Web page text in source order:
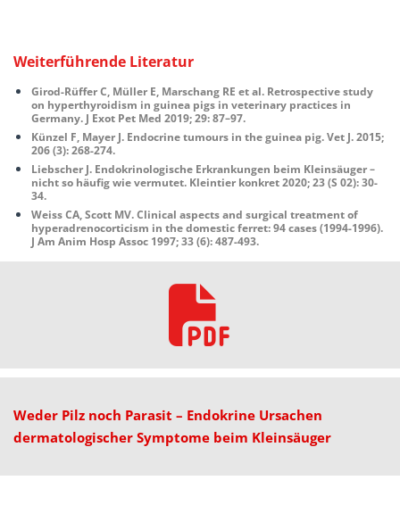
Weiterführende Literatur
Girod-Rüffer C, Müller E, Marschang RE et al. Retrospective study
on hyperthyroidism in guinea pigs in veterinary practices in
Germany. J Exot Pet Med 2019; 29: 87–97.
Künzel F, Mayer J. Endocrine tumours in the guinea pig. Vet J. 2015;
206 (3): 268-274.
Liebscher J. Endokrinologische Erkrankungen beim Kleinsäuger –
nicht so häufig wie vermutet. Kleintier konkret 2020; 23 (S 02): 30-
34.
Weiss CA, Scott MV. Clinical aspects and surgical treatment of
hyperadrenocorticism in the domestic ferret: 94 cases(1994-1996).
J Am Anim Hosp Assoc 1997; 33 (6): 487-493.
Weder Pilz noch Parasit – Endokrine Ursachen
dermatologischer Symptome beim Kleinsäuger